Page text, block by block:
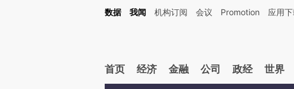
数据 我闻 机构订阅 会议 Promotion 应用
首页 经济 金融 公司 政经 世界